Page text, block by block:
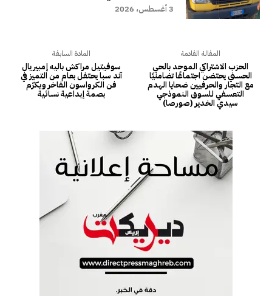
3 أغسطس، 2026
المادة السابقة
سوفيتيل مراكش باليه إمبيريال
آند سبا يحتفل بعام من التميز في
فن الكرواسون الفاخر ويكرّم
بصمة إبداعية نسائية
المقالة القادمة
الحزب الاشتراكي الموحد بالحي
الحسني يحتضن اجتماعًا تضامنيًا
مع التجار والحرفيين ضحايا الهدم
التعسفي للسوق النموذجي
سيدي الخدير (صورصا)